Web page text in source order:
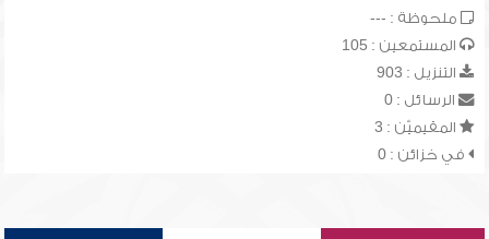
ملحوظة : ---
المستمعين : 105
التنزيل : 903
الرسائل : 0
المقيميّن : 3
في خزائن : 0